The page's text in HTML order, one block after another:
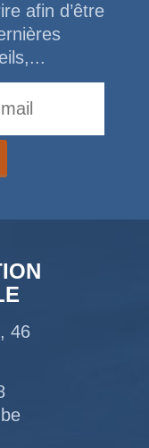
afin d’être
46